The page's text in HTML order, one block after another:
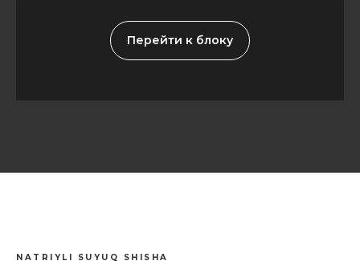
Перейти к блоку
NATRIYLI SUYUQ SHISHA